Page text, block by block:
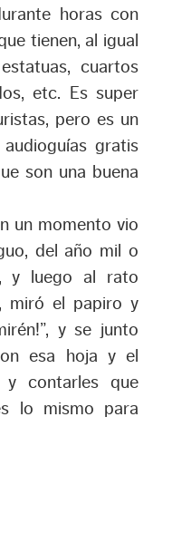
horas con
tienen, al igual
cuartos
etc. Es super
pero es un
gratis
son una buena
un momento vio
del año mil o
y luego al rato
miró el papiro y
y se junto
esa hoja y el
y contarles que
lo mismo para